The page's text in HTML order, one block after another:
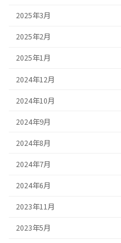
2025年3月
2025年2月
2025年1月
2024年12月
2024年10月
2024年9月
2024年8月
2024年7月
2024年6月
2023年11月
2023年5月